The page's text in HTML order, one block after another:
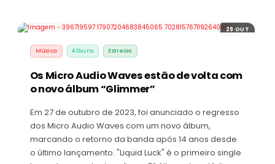
29 OUT
Música Álbuns Estreias
Os Micro Audio Waves estão de volta com
o novo álbum “Glimmer”
Em 27 de outubro de 2023, foi anunciado o regresso
dos Micro Audio Waves com um novo álbum,
marcando o retorno da banda após 14 anos desde
o último lançamento. "Liquid Luck" é o primeiro single